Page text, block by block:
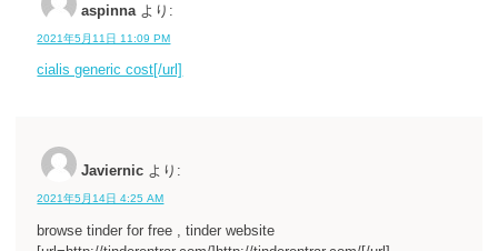
aspinna より:
2021年5月11日 11:09 PM
cialis generic cost[/url]
Javiernic より:
2021年5月14日 4:25 AM
browse tinder for free , tinder website